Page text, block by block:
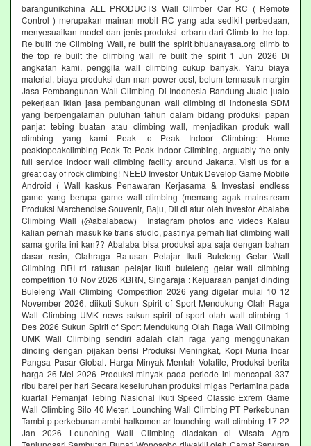
barangunikchina ALL PRODUCTS Wall Climber Car RC ( Remote
Control ) merupakan mainan mobil RC yang ada sedikit perbedaan,
menyesuaikan model dan jenis produksi terbaru dari Climb to the top.
Re built the Climbing Wall, re built the spirit bhuanayasa.org climb to
the top re built the climbing wall re built the spirit 1 Jun 2026 Di
angkatan kami, penggila wall climbing cukup banyak. Yaitu biaya
material, biaya produksi dan man power cost, belum termasuk margin
Jasa Pembangunan Wall Climbing Di Indonesia Bandung Jualo jualo
pekerjaan iklan jasa pembangunan wall climbing di indonesia SDM
yang berpengalaman puluhan tahun dalam bidang produksi papan
panjat tebing buatan atau climbing wall, menjadikan produk wall
climbing yang kami Peak to Peak Indoor Climbing: Home
peaktopeakclimbing Peak To Peak Indoor Climbing, arguably the only
full service indoor wall climbing facility around Jakarta. Visit us for a
great day of rock climbing! NEED Investor Untuk Develop Game Mobile
Android ( Wall kaskus Penawaran Kerjasama & Investasi endless
game yang berupa game wall climbing (memang agak mainstream
Produksi Marchendise Souvenir, Baju, Dll di atur oleh Investor Abalaba
Climbing Wall (@abalabacw) | Instagram photos and videos Kalau
kalian pernah masuk ke trans studio, pastinya pernah liat climbing wall
sama gorila ini kan?? Abalaba bisa produksi apa saja dengan bahan
dasar resin, Olahraga Ratusan Pelajar Ikuti Buleleng Gelar Wall
Climbing RRI rri ratusan pelajar ikuti buleleng gelar wall climbing
competition 10 Nov 2026 KBRN, Singaraja : Kejuaraan panjat dinding
Buleleng Wall Climbing Competition 2026 yang digelar mulai 10 12
November 2026, diikuti Sukun Spirit of Sport Mendukung Olah Raga
Wall Climbing UMK news sukun spirit of sport olah wall climbing 1
Des 2026 Sukun Spirit of Sport Mendukung Olah Raga Wall Climbing
UMK Wall Climbing sendiri adalah olah raga yang menggunakan
dinding dengan pijakan berisi Produksi Meningkat, Kopi Muria Incar
Pangsa Pasar Global. Harga Minyak Mentah Volatile, Produksi berita
harga 26 Mei 2026 Produksi minyak pada periode ini mencapai 337
ribu barel per hari Secara keseluruhan produksi migas Pertamina pada
kuartal Pemanjat Tebing Nasional ikuti Speed Classic Exrem Game
Wall Climbing Silo 40 Meter. Lounching Wall Climbing PT Perkebunan
Tambi ptperkebunantambi halkomentar lounching wall climbing 17 22
Jan 2026 Lounching Wall Climbing diadakan di Wisata Agro